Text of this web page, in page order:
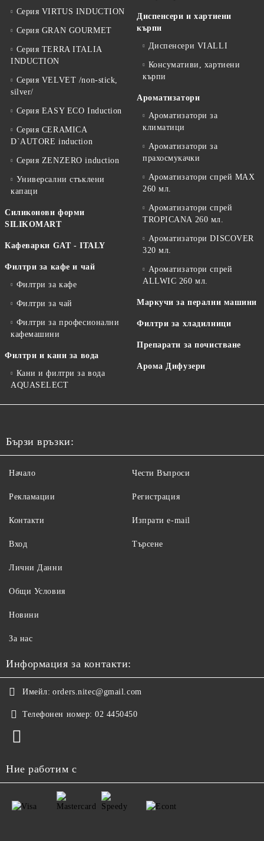
Серия VIRTUS INDUCTION
Серия GRAN GOURMET
Серия TERRA ITALIA
INDUCTION
Серия VELVET /non-stick,
silver/
Серия EASY ECO Induction
Серия CERAMICA
D`AUTORE induction
Серия ZENZERO induction
Универсални стъклени
капаци
Силиконови форми
SILIKOMART
Кафеварки GAT - ITALY
Филтри за кафе и чай
Филтри за кафе
Филтри за чай
Филтри за професионални
кафемашини
Филтри и кани за вода
Кани и филтри за вода
AQUASELECT
Диспенсери и хартиени
кърпи
Диспенсери VIALLI
Консумативи, хартиени
кърпи
Ароматизатори
Ароматизатори за
климатици
Ароматизатори за
прахосмукачки
Ароматизатори спрей MAX
260 мл.
Ароматизатори спрей
TROPICANA 260 мл.
Ароматизатори DISCOVER
320 мл.
Ароматизатори спрей
ALLWIC 260 мл.
Маркучи за перални машини
Филтри за хладилници
Препарати за почистване
Арома Дифузери
Бързи връзки:
Начало
Рекламации
Контакти
Вход
Чести Въпроси
Регистрация
Изпрати e-mail
Търсене
Лични Данни
Общи Условия
Новини
За нас
Информация за контакти:
Имейл: orders.nitec@gmail.com
Телефонен номер: 02 4450450
Ние работим с